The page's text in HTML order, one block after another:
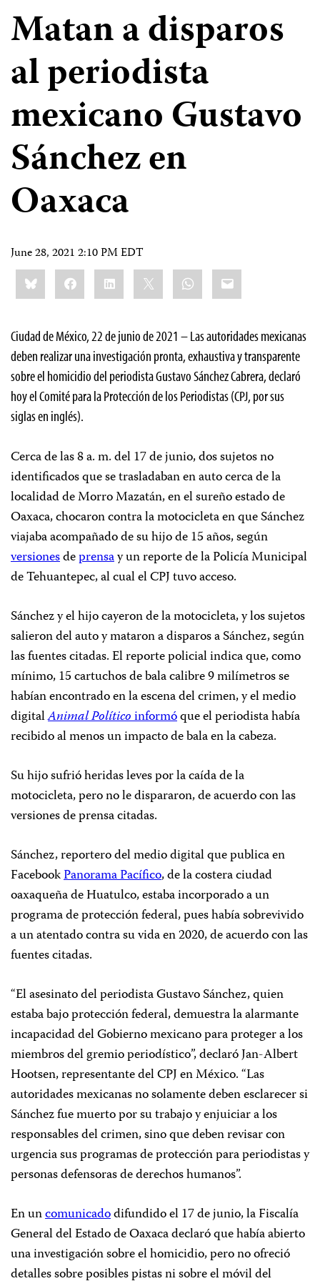
Matan a disparos
al periodista
mexicano Gustavo
Sánchez en
Oaxaca
June 28, 2021 2:10 PM EDT
Share
this:BlueskyFacebookLinkedIn WhatsApp
Email
Ciudad de México, 22 de junio de 2021 – Las autoridades mexicanas
deben realizar una investigación pronta, exhaustiva y transparente
sobre el homicidio del periodista Gustavo Sánchez Cabrera, declaró
hoy el Comité para la Protección de los Periodistas (CPJ, por sus
siglas en inglés).
Cerca de las 8 a. m. del 17 de junio, dos sujetos no
identificados que se trasladaban en auto cerca de la
localidad de Morro Mazatán, en el sureño estado de
Oaxaca, chocaron contra la motocicleta en que Sánchez
viajaba acompañado de su hijo de 15 años, según
versionesdeprensay un reporte de la Policía Municipal
de Tehuantepec, al cual el CPJ tuvo acceso.
Sánchez y el hijo cayeron de la motocicleta, y los sujetos
salieron del auto y mataron a disparos a Sánchez, según
las fuentes citadas. El reporte policial indica que, como
mínimo, 15 cartuchos de bala calibre 9 milímetros se
habían encontrado en la escena del crimen, y el medio
digitalAnimal Políticoinformóque el periodista había
recibido al menos un impacto de bala en la cabeza.
Su hijo sufrió heridas leves por la caída de la
motocicleta, pero no le dispararon, de acuerdo con las
versiones de prensa citadas.
Sánchez, reportero del medio digital que publica en
FacebookPanorama Pacífico, de la costera ciudad
oaxaqueña de Huatulco, estaba incorporado a un
programa de protección federal, pues había sobrevivido
a un atentado contra su vida en 2020, de acuerdo con las
fuentes citadas.
“El asesinato del periodista Gustavo Sánchez, quien
estaba bajo protección federal, demuestra la alarmante
incapacidad del Gobierno mexicano para proteger a los
miembros del gremio periodístico”, declaró Jan-Albert
Hootsen, representante del CPJ en México. “Las
autoridades mexicanas no solamente deben esclarecer si
Sánchez fue muerto por su trabajo y enjuiciar a los
responsables del crimen, sino que deben revisar con
urgencia sus programas de protección para periodistas y
personas defensoras de derechos humanos”.
En uncomunicadodifundido el 17 de junio, la Fiscalía
General del Estado de Oaxaca declaró que había abierto
una investigación sobre el homicidio, pero no ofreció
detalles sobre posibles pistas ni sobre el móvil del